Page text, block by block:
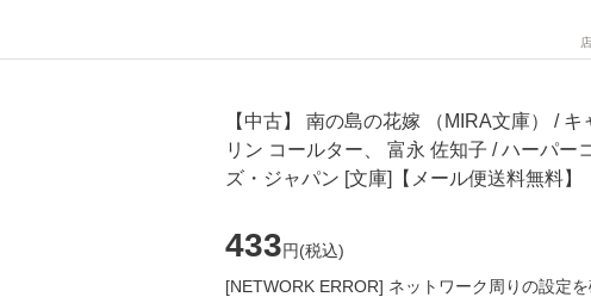
【中古】 南の島の花嫁 （MIRA文庫） / キ
リン コールター、 富永 佐知子 / ハーパー
ズ・ジャパン [文庫]【メール便送料無料】
433円(税込)
[NETWORK ERROR] ネットワーク周りの設定